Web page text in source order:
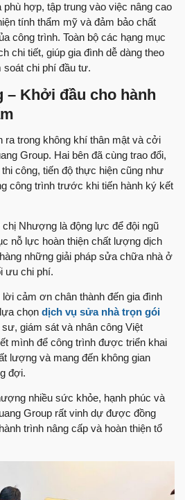
hợp, tập trung vào việc nâng cao
tính thẩm mỹ và đảm bảo chất
công trình. Toàn bộ các hạng mục
chi tiết, giúp gia đình dễ dàng theo
soát chi phí đầu tư.
– Khởi đầu cho hành
ra trong không khí thân mật và cởi
Group. Hai bên đã cùng trao đổi,
công, tiến độ thực hiện cũng như
công trình trước khi tiến hành ký kết
Nhượng là động lực để đội ngũ
nỗ lực hoàn thiện chất lượng dịch
những giải pháp sửa chữa nhà ở
ưu chi phí.
cảm ơn chân thành đến gia đình
chọn dịch vụ sửa nhà trọn gói
giám sát và nhân công Việt
mình để công trình được triển khai
lượng và mang đến không gian
đợi.
nhiều sức khỏe, hạnh phúc và
Group rất vinh dự được đồng
trình nâng cấp và hoàn thiện tổ